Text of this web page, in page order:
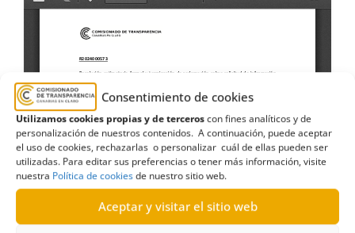
Consentimiento de cookies
Utilizamos cookies propias y de terceroscon fines analíticos y de
personalización de nuestros contenidos. A continuación, puede aceptar
el uso de cookies, rechazarlas o personalizar cuál de ellas pueden ser
utilizadas. Para editar sus preferencias o tener más información, visite
nuestra Política de cookiesde nuestro sitio web.
Aceptar y visitar el sitio web